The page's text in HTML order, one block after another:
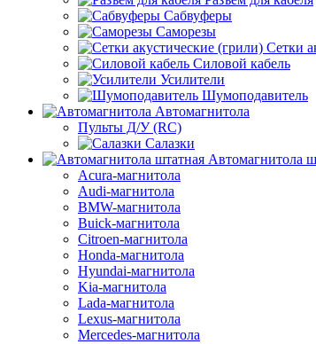
Сабвуферы
Саморезы
Сетки
Силовой кабель
Усилители
Шумоподавитель
Автомагнитола
Пульты Д/У (RC)
Салазки
Автомагнитола
Acura-магнитола
Audi-магнитола
BMW-магнитола
Buick-магнитола
Citroen-магнитола
Honda-магнитола
Hyundai-магнитола
Kia-магнитола
Lada-магнитола
Lexus-магнитола
Mercedes-магнитола